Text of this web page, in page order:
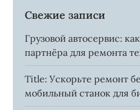
Свежие записи
Грузовой автосервис:
партнёра для ремонта
Title: Ускорьте ремонт
мобильный станок для